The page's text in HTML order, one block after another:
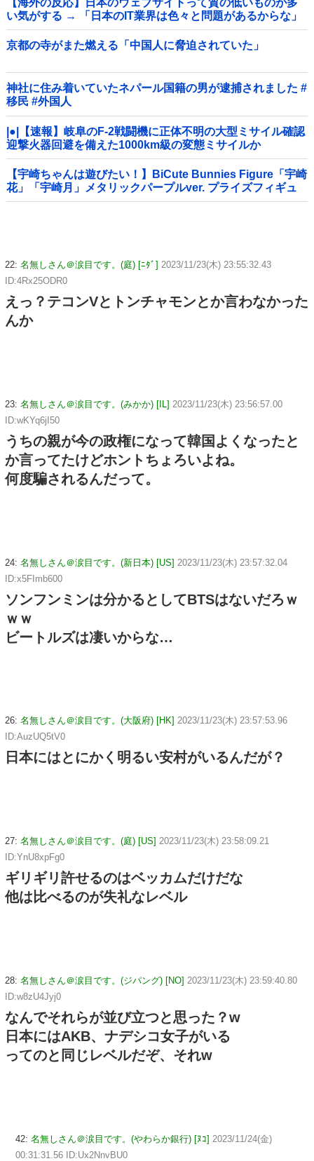
い気がする → 「日本のIT業界は色々と問題があるからな」
「ゲームのUIは優れてるのに不思議」
京都の寺がまた燃える「中国人に脅迫されていた」
神社に住み着いていたネパール国籍の男が逮捕されました #
移民 #外国人
|●|【速報】岐阜のF-2戦闘機に正体不明の大型ミサイル確認
迎撃火器回避を備えた1000km級の変態ミサイルか
【宇崎ちゃんは遊びたい！】BiCute Bunnies Figure「宇崎
花」「宇崎月」メタリックパープルver. プライズフィギュ
ア【ラウンドワン限定で展開決定】
22: 名無しさん＠涙目です。(庭) [ﾆﾀﾞ] 2023/11/23(木) 23:55:32.43
ID:4Rx25ODR0
えっ？テコンVとトンチャモンとか言わなかった
んか
23: 名無しさん＠涙目です。(みかか) [IL] 2023/11/23(木) 23:56:57.00
ID:wKYq6jI50
うちの親が今の政権になって韓国よくなったと
か言ってたけどホントちょろいよね。
何度騙されるんだって。
24: 名無しさん＠涙目です。(新日本) [US] 2023/11/23(木) 23:57:32.04
ID:x5FImb600
ソンフンミンは分かるとしてBTSはないだろｗ
ｗｗ
ビートルズは凄いからな…
26: 名無しさん＠涙目です。(大阪府) [HK] 2023/11/23(木) 23:57:53.96
ID:AuzUQ5tV0
日本にはとにかく明るい安村がいるんだが？
27: 名無しさん＠涙目です。(庭) [US] 2023/11/23(木) 23:58:09.21
ID:YnU8xpFg0
ギリギリ許せるのはベッカムだけだな
他は比べるのが失礼なレベル
28: 名無しさん＠涙目です。(ジパング) [NO] 2023/11/23(木) 23:59:40.80
ID:w8zU4Jyj0
なんでそれらが並び立つと思った？w
日本にはAKB、ナデシコ女子がいる
ってのと同じレベルだぞ、それw
42: 名無しさん＠涙目です。(やわらか銀行) [ﾇｺ] 2023/11/24(金)
00:31:31.56 ID:Ux2NnvBU0